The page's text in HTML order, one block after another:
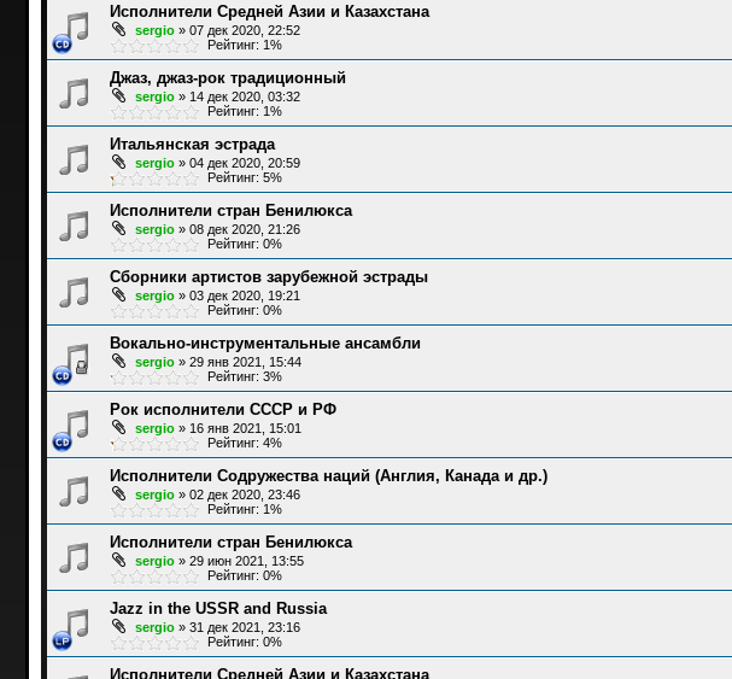
Исполнители Средней Азии и Казахстана
sergio» 07 дек 2020, 22:52
Рейтинг: 1%
Джаз, джаз-рок традиционный
sergio» 14 дек 2020, 03:32
Рейтинг: 1%
Итальянская эстрада
sergio» 04 дек 2020, 20:59
Рейтинг: 5%
Исполнители стран Бенилюкса
sergio» 08 дек 2020, 21:26
Рейтинг: 0%
Сборники артистов зарубежной эстрады
sergio» 03 дек 2020, 19:21
Рейтинг: 0%
Вокально-инструментальные ансамбли
sergio» 29 янв 2021, 15:44
Рейтинг: 3%
Рок исполнители СССР и РФ
sergio» 16 янв 2021, 15:01
Рейтинг: 4%
Исполнители Содружества наций (Англия, Канада и др.)
sergio» 02 дек 2020, 23:46
Рейтинг: 1%
Исполнители стран Бенилюкса
sergio» 29 июн 2021, 13:55
Рейтинг: 0%
Jazz in the USSR and Russia
sergio» 31 дек 2021, 23:16
Рейтинг: 0%
Исполнители Средней Азии и Казахстана